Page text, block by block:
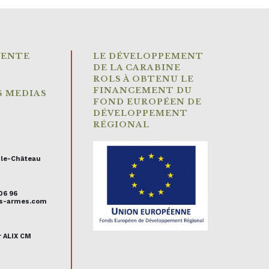
MEDIAS
Château
96
armes.com
CM
LE DÉVELOPPEMENT
DE LA CARABINE
ROLS À OBTENU LE
FINANCEMENT DU
FOND EUROPÉEN DE
DÉVELOPPEMENT
RÉGIONAL